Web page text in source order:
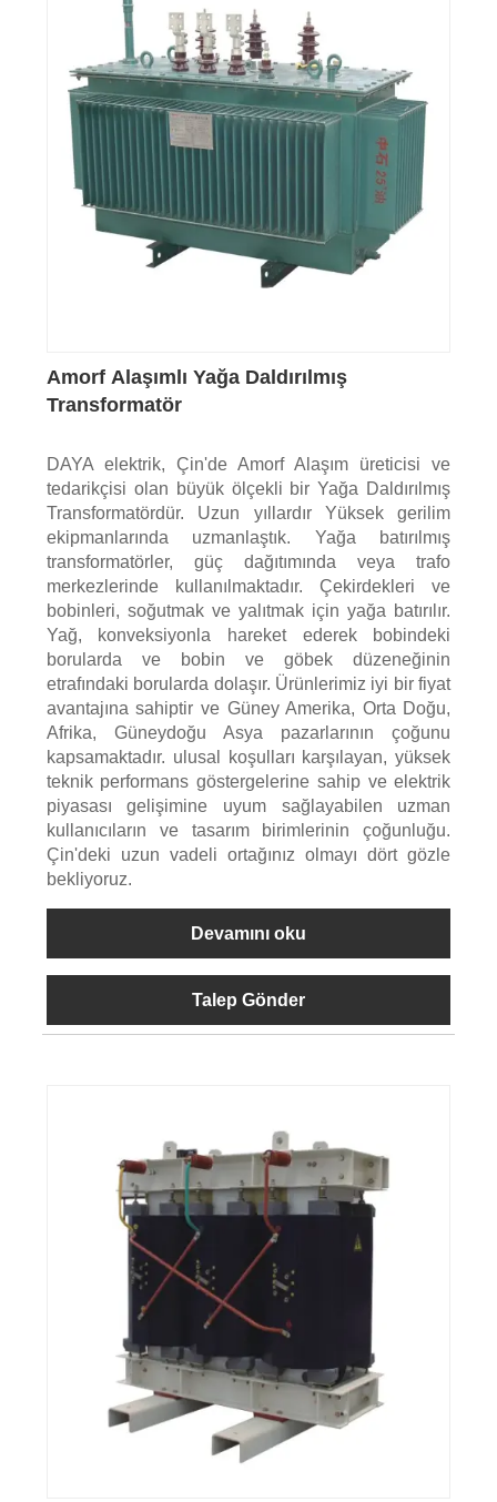
Amorf Alaşımlı Yağa Daldırılmış
Transformatör
DAYA elektrik, Çin'de Amorf Alaşım üreticisi ve
tedarikçisi olan büyük ölçekli bir Yağa Daldırılmış
Transformatördür. Uzun yıllardır Yüksek gerilim
ekipmanlarında uzmanlaştık. Yağa batırılmış
transformatörler, güç dağıtımında veya trafo
merkezlerinde kullanılmaktadır. Çekirdekleri ve
bobinleri, soğutmak ve yalıtmak için yağa batırılır.
Yağ, konveksiyonla hareket ederek bobindeki
borularda ve bobin ve göbek düzeneğinin
etrafındaki borularda dolaşır. Ürünlerimiz iyi bir fiyat
avantajına sahiptir ve Güney Amerika, Orta Doğu,
Afrika, Güneydoğu Asya pazarlarının çoğunu
kapsamaktadır. ulusal koşulları karşılayan, yüksek
teknik performans göstergelerine sahip ve elektrik
piyasası gelişimine uyum sağlayabilen uzman
kullanıcıların ve tasarım birimlerinin çoğunluğu.
Çin'deki uzun vadeli ortağınız olmayı dört gözle
bekliyoruz.
Devamını oku
Talep Gönder